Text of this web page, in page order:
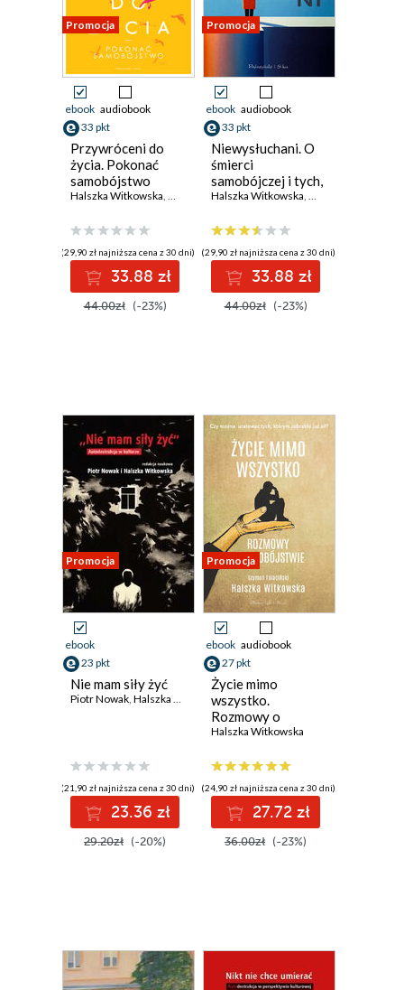
Promocja
ebook audiobook
33 pkt
Przywróceni do
życia. Pokonać
samobójstwo
Halszka Witkowska, Monika Tadra
(29,90 zł najniższa cena z 30 dni)
33.88 zł
44.00zł (-23%)
Promocja
ebook audiobook
33 pkt
Niewysłuchani. O
śmierci
samobójczej i tych,
którzy pozostali
Halszka Witkowska, Monika Tadra
(29,90 zł najniższa cena z 30 dni)
33.88 zł
44.00zł (-23%)
Promocja
ebook
23 pkt
Nie mam siły żyć
Piotr Nowak, Halszka Witkowska
(21,90 zł najniższa cena z 30 dni)
23.36 zł
29.20zł (-20%)
Promocja
ebook audiobook
27 pkt
Życie mimo
wszystko.
Rozmowy o
samobójstwie
Halszka Witkowska
(24,90 zł najniższa cena z 30 dni)
27.72 zł
36.00zł (-23%)